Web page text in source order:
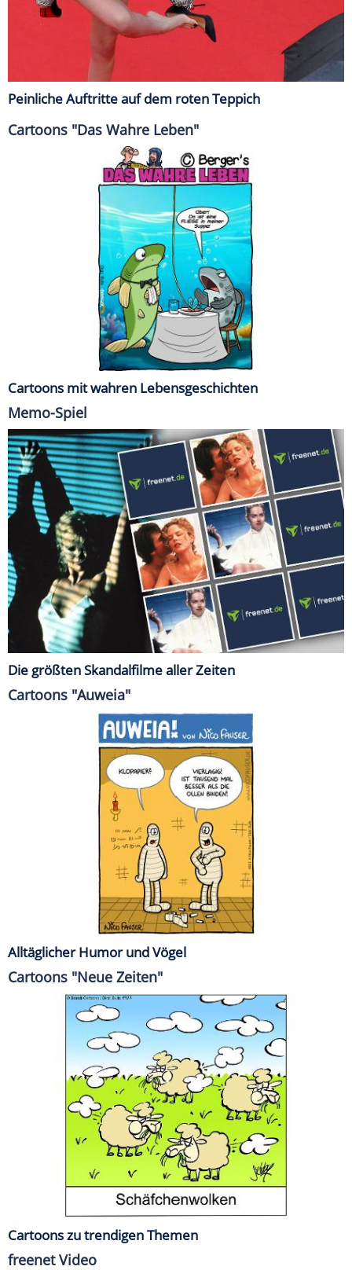
Peinliche Auftritte auf dem roten Teppich
Cartoons "Das Wahre Leben"
Cartoons mit wahren Lebensgeschichten
Memo-Spiel
Die größten Skandalfilme aller Zeiten
Cartoons "Auweia"
Alltäglicher Humor und Vögel
Cartoons "Neue Zeiten"
Cartoons zu trendigen Themen
freenet Video